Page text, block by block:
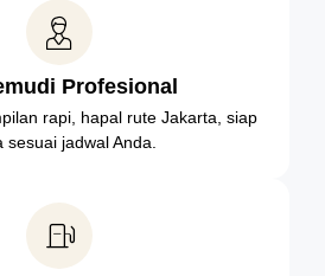
Profesional
rapi, hapal rute Jakarta, siap
sesuai jadwal Anda.